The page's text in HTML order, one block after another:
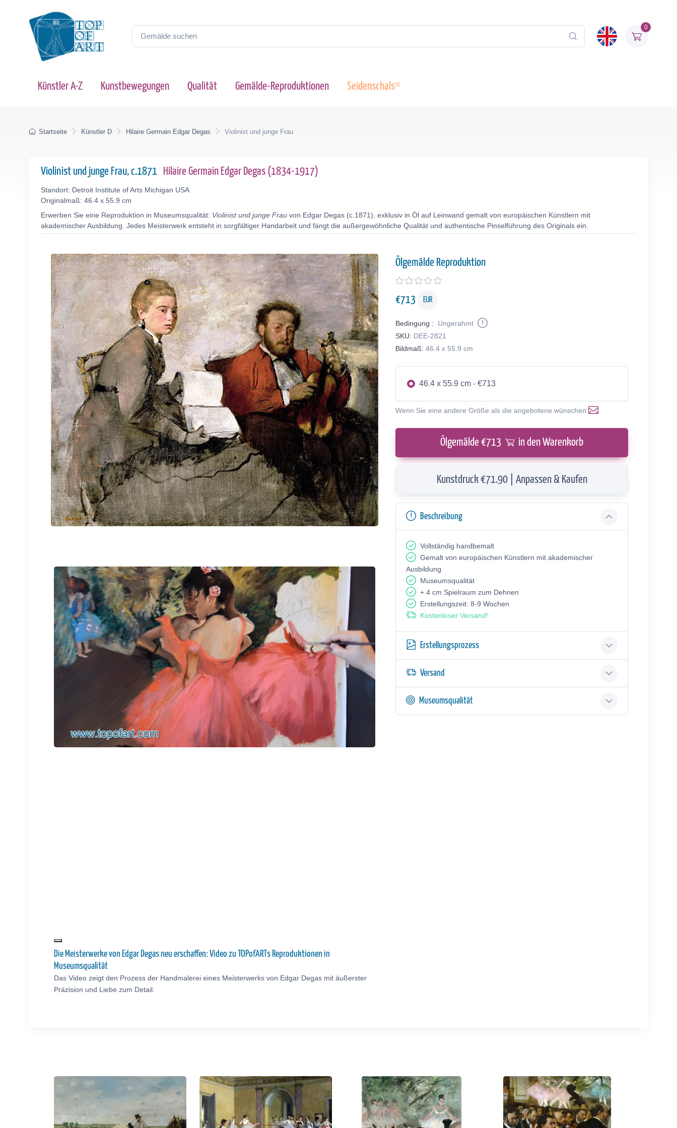
0
Künstler A-Z Kunstbewegungen Qualität Gemälde-Reproduktionen Seidenschals*
Startseite Künstler D Hilaire Germain Edgar Degas Violinist und junge Frau
Violinist und junge Frau, c.1871 Hilaire Germain Edgar Degas (1834-1917)
Standort: Detroit Institute of Arts Michigan USA
Originalmaß: 46.4 x 55.9 cm
Erwerben Sie eine Reproduktion in Museumsqualität: Violinist und junge Frau von Edgar Degas (c.1871), exklusiv in Öl auf Leinwand gemalt von europäischen Künstlern mit
akademischer Ausbildung. Jedes Meisterwerk entsteht in sorgfältiger Handarbeit und fängt die außergewöhnliche Qualität und authentische Pinselführung des Originals ein.
Die Meisterwerke von Edgar Degas neu erschaffen: Video zu TOPofARTs Reproduktionen in
Museumsqualität
Das Video zeigt den Prozess der Handmalerei eines Meisterwerks von Edgar Degas mit äußerster
Präzision und Liebe zum Detail.
Ölgemälde Reproduktion
€713 EUR
Bedingung :
Ungerahmt
SKU: DEE-2821
Bildmaß: 46.4 x 55.9 cm
46.4 x 55.9 cm - €713
Wenn Sie eine andere Größe als die angebotene wünschen
Ölgemälde €713 in den Warenkorb
Kunstdruck €71.90 | Anpassen & Kaufen
Beschreibung
Vollständig handbemalt
Gemalt von europäischen Künstlern mit akademischer
Ausbildung
Museumsqualität
+ 4 cm Spielraum zum Dehnen
Erstellungszeit: 8-9 Wochen
Kostenloser Versand!
Erstellungsprozess
Versand
Museumsqualität